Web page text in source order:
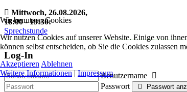
Mittwoch, 26.08.2026,
18:00-19:30:
Sprechstunde
Log-In
Benutzername
Passwort
Passwort
Wir benutzen Cookies
Wir nutzen Cookies auf unserer Website. Einige von
können selbst entscheiden, ob Sie die Cookies zulassen
Akzeptieren Ablehnen
Weitere Informationen|Impressum